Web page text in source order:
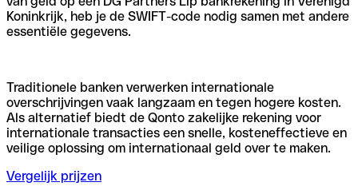
Koninkrijk, heb je de SWIFT-code nodig samen met andere
essentiële gegevens.
Traditionele banken verwerken internationale
overschrijvingen vaak langzaam en tegen hogere kosten.
Als alternatief biedt de Qonto zakelijke rekening voor
internationale transacties een snelle, kosteneffectieve en
veilige oplossing om internationaal geld over te maken.
Vergelijk prijzen